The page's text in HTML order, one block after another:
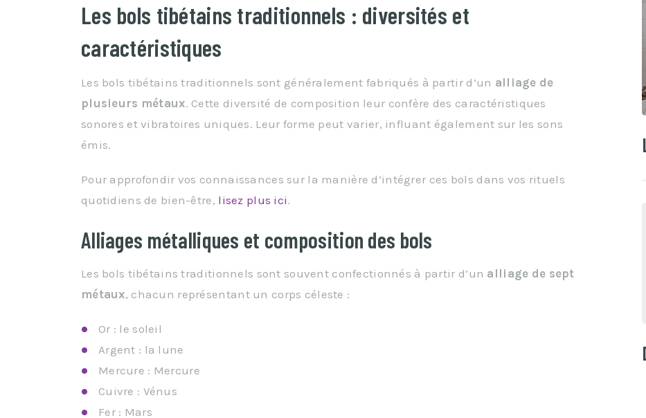
Les bols tibétains traditionnels : diversités et
caractéristiques
Les bols tibétains traditionnels sont généralement fabriqués à partir d’un alliage de
plusieurs métaux. Cette diversité de composition leur confère des caractéristiques
sonores et vibratoires uniques. Leur forme peut varier, influant également sur les sons
émis.
Pour approfondir vos connaissances sur la manière d’intégrer ces bols dans vos rituels
quotidiens de bien-être, lisez plus ici.
Alliages métalliques et composition des bols
Les bols tibétains traditionnels sont souvent confectionnés à partir d’un alliage de sept
métaux, chacun représentant un corps céleste :
Or : le soleil
Argent : la lune
Mercure : Mercure
Cuivre : Vénus
Fer : Mars